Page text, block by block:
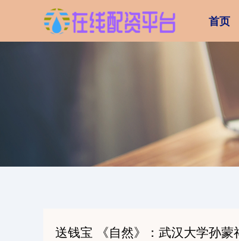
首页
送钱宝 《自然》：武汉大学孙